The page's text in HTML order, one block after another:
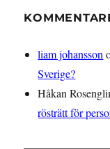
liam johansson
Sverige?
Håkan
rösträtt för